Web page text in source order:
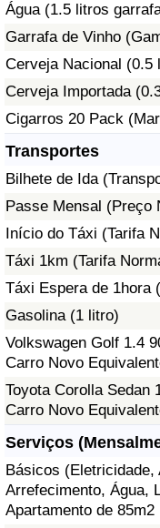
Água (1.5 litros
Garrafa de Vinho
Cerveja Nacional (0.5
Cerveja Importada
Cigarros 20 Pack
Transportes
Bilhete de Ida
Passe Mensal (Preço
Início do Táxi (Tarifa
Táxi 1km (Tarifa
Táxi Espera de 1hora
Gasolina (1 litro)
Volkswagen Golf 1.4
Carro Novo
Toyota Corolla Sedan
Carro Novo
Serviços
Básicos (Eletricidade,
Arrefecimento, Água,
Apartamento de 85m2
Indicador de Trânsito
Indicador de
Indicador de